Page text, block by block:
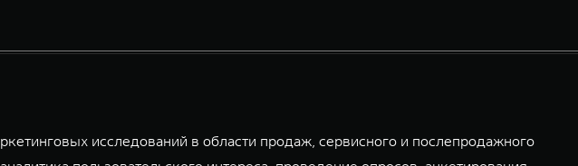
исследований в области продаж, сервисного и послепродажного